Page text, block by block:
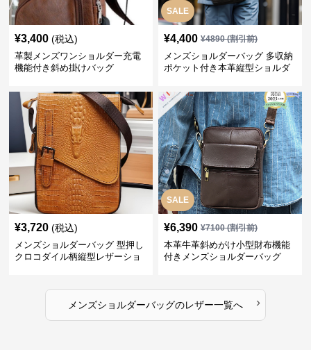
¥3,400 (税込)
革製メンズワンショルダー充電
機能付き斜め掛けバッグ
SALE
¥4,400 ¥4890(割引前)
メンズショルダーバッグ 多収納
ポケット付き本革縦型ショルダ
¥3,720 (税込)
メンズショルダーバッグ 型押し
クロコダイル柄縦型レザーショ
SALE
¥6,390 ¥7100(割引前)
本革牛革斜めがけ小型財布機能
付きメンズショルダーバッグ
メンズショルダーバッグのレザー一覧へ ›